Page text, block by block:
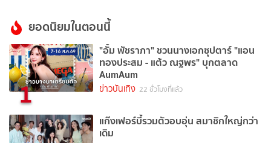
ยอดนิยมในตอนนี้
1
"อั้ม พัชราภา" ชวนนางเอกซุปตาร์ "แอน
ทองประสม - แต้ว ณฐพร" บุกตลาด
AumAum
ข่าวบันเทิง 22 ชั่วโมงที่แล้ว
แก๊งเฟอร์บี้รวมตัวอบอุ่น สมาชิกใหญ่กว่า
เดิม